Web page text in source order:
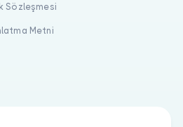
Sözleşmesi
Metni